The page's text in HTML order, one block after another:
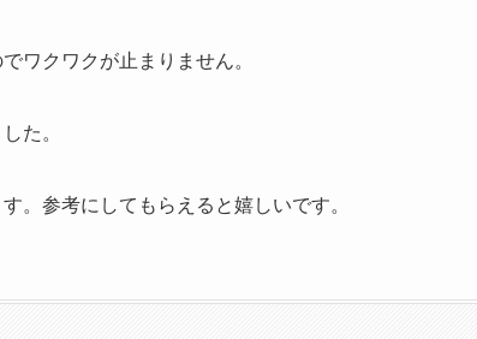
ワクワクが止まりません。
た。
。参考にしてもらえると嬉しいです。